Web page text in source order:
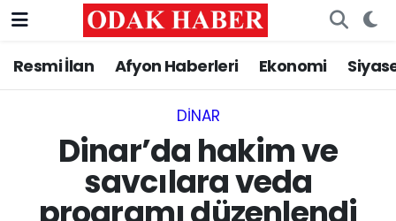
Resmi İlan Afyon Haberleri Ekonomi
DINAR
Dinar’da hakim ve
savcılara veda
AFYONKARAHİSAR HABERLERİ
ASAYİŞ
GÜNCEL
Nöbetçi Eczaneler
Trafik Durumu
Süper Lig Puan Durumu ve Fikstür